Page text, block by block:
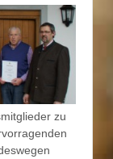
zu